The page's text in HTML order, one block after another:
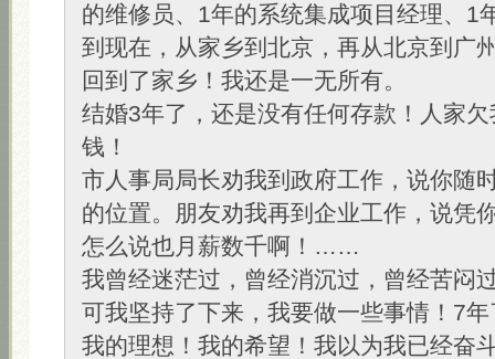
的维修员、1年的系统集成项目经理、1
到现在，从家乡到北京，再从北京到广
回到了家乡！我还是一无所有。
结婚3年了，还是没有任何存款！人家
钱！
市人事局局长劝我到政府工作，说你随
的位置。朋友劝我再到企业工作，说凭
怎么说也月薪数千啊！……
我曾经迷茫过，曾经消沉过，曾经苦
可我坚持了下来，我要做一些事情！7
我的理想！我的希望！我以为我已经奋